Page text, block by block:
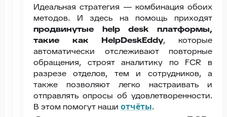
Идеальная стратегия — комбинация обоих
методов. И здесь на помощь приходят
продвинутые help desk платформы,
такие как HelpDeskEddy, которые
автоматически отслеживают повторные
обращения, строят аналитику по FCR в
разрезе отделов, тем и сотрудников, а
также позволяют легко настраивать и
отправлять опросы об удовлетворенности.
В этом помогут наши отчёты.